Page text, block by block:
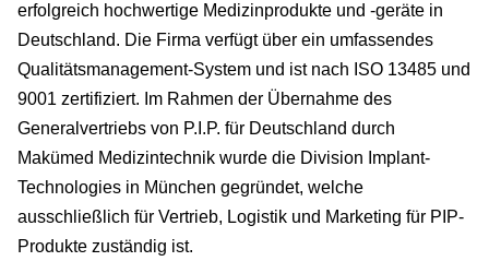
erfolgreich hochwertige Medizinprodukte und -geräte in
Deutschland. Die Firma verfügt über ein umfassendes
Qualitätsmanagement-System und ist nach ISO 13485 und
9001 zertifiziert. Im Rahmen der Übernahme des
Generalvertriebs von P.I.P. für Deutschland durch
Makümed Medizintechnik wurde die Division Implant-
Technologies in München gegründet, welche
ausschließlich für Vertrieb, Logistik und Marketing für PIP-
Produkte zuständig ist.